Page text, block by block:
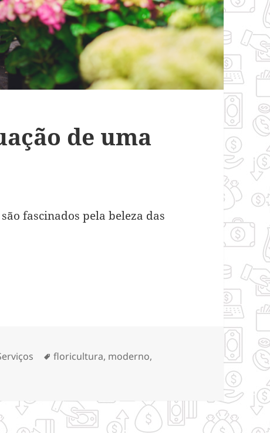
de uma
fascinados pela beleza das
de uma floricultura
Tags
floricultura, moderno,